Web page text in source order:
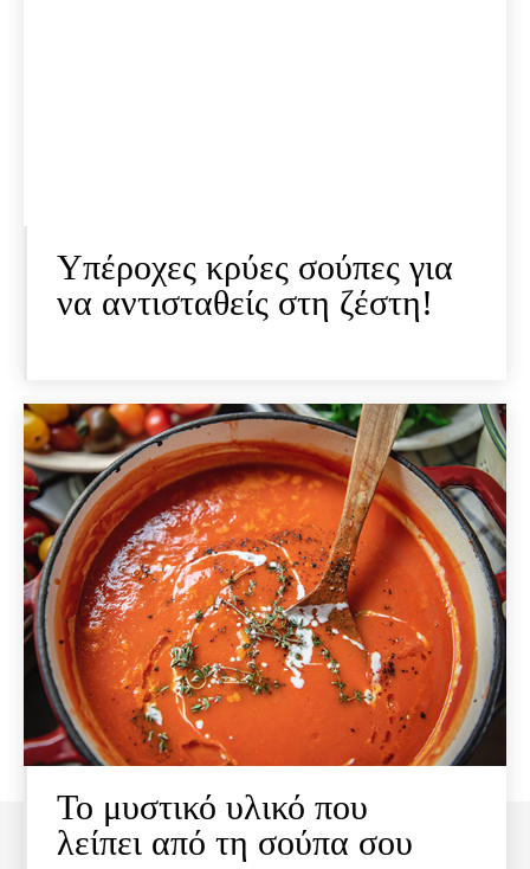
Υπέροχες κρύες σούπες για
να αντισταθείς στη ζέστη!
Το μυστικό υλικό που
λείπει από τη σούπα σου